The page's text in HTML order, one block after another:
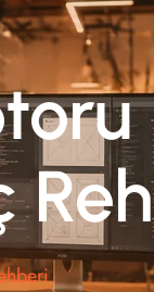
& ERP Yazılım
Sitesi Teknik
& Hosting
Siber Güvenlik